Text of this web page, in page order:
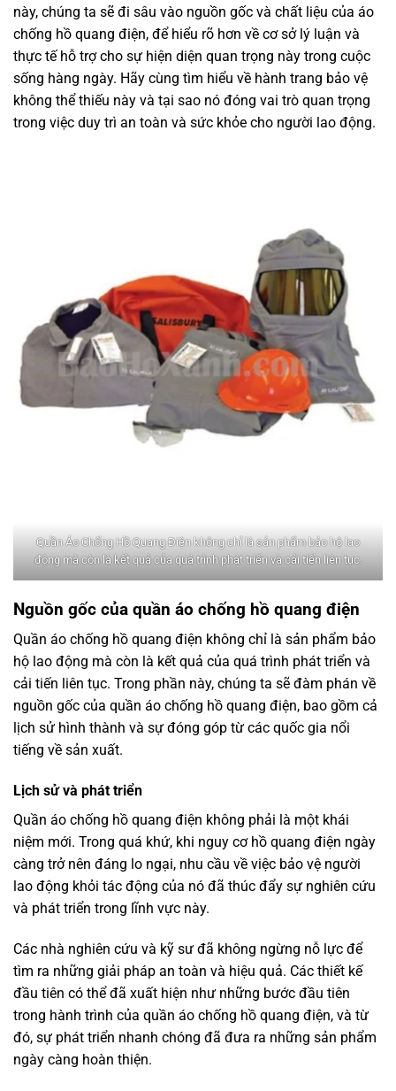
này, chúng ta sẽ đi sâu vào nguồn gốc và chất liệu của áo
chống hồ quang điện, để hiểu rõ hơn về cơ sở lý luận và
thực tế hỗ trợ cho sự hiện diện quan trọng này trong cuộc
sống hàng ngày. Hãy cùng tìm hiểu về hành trang bảo vệ
không thể thiếu này và tại sao nó đóng vai trò quan trọng
trong việc duy trì an toàn và sức khỏe cho người lao động.
Quần Áo Chống Hồ Quang Điện không chỉ là sản phẩm bảo hộ lao
động mà còn là kết quả của quá trình phát triển và cải tiến liên tục.
Nguồn gốc của quần áo chống hồ quang điện
Quần áo chống hồ quang điện không chỉ là sản phẩm bảo
hộ lao động mà còn là kết quả của quá trình phát triển và
cải tiến liên tục. Trong phần này, chúng ta sẽ đàm phán về
nguồn gốc của quần áo chống hồ quang điện, bao gồm cả
lịch sử hình thành và sự đóng góp từ các quốc gia nổi
tiếng về sản xuất.
Lịch sử và phát triển
Quần áo chống hồ quang điện không phải là một khái
niệm mới. Trong quá khứ, khi nguy cơ hồ quang điện ngày
càng trở nên đáng lo ngại, nhu cầu về việc bảo vệ người
lao động khỏi tác động của nó đã thúc đẩy sự nghiên cứu
và phát triển trong lĩnh vực này.
Các nhà nghiên cứu và kỹ sư đã không ngừng nỗ lực để
tìm ra những giải pháp an toàn và hiệu quả. Các thiết kế
đầu tiên có thể đã xuất hiện như những bước đầu tiên
trong hành trình của quần áo chống hồ quang điện, và từ
đó, sự phát triển nhanh chóng đã đưa ra những sản phẩm
ngày càng hoàn thiện.